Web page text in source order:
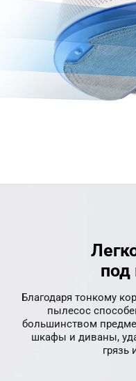
Благодаря тонкому
пылесос
большинством
шкафы и диваны,
грязь